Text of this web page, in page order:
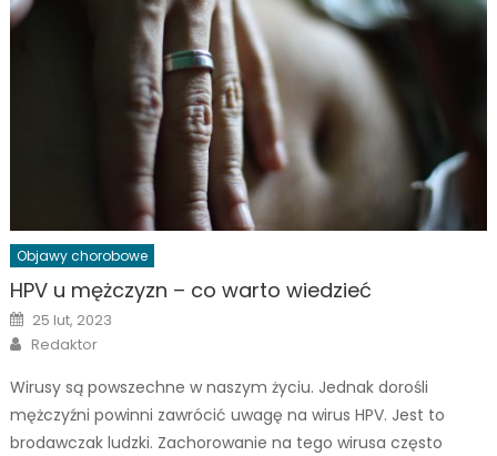
Objawy chorobowe
HPV u mężczyzn – co warto wiedzieć
Posted
on
25 lut, 2023
Author
Redaktor
Wirusy są powszechne w naszym życiu. Jednak dorośli
mężczyźni powinni zawrócić uwagę na wirus HPV. Jest to
brodawczak ludzki. Zachorowanie na tego wirusa często